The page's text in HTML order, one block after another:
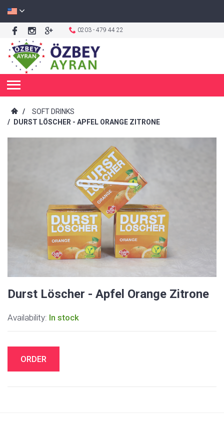
0203 - 479 44 22
/
SOFT DRINKS
/
DURST LÖSCHER - APFEL ORANGE ZITRONE
Durst Löscher - Apfel Orange Zitrone
Availability: In stock
ORDER